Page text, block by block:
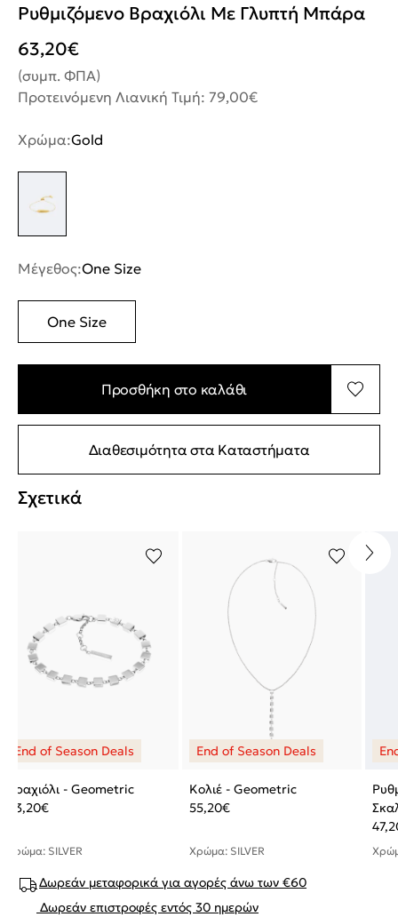
Ρυθμιζόμενο Βραχιόλι Με Γλυπτή Μπάρα
63,20€
(συμπ. ΦΠΑ)
Προτεινόμενη Λιανική Τιμή: 79,00€
Χρώμα:Gold
Μέγεθος:One Size
One Size
Προσθήκη στο καλάθι
Διαθεσιμότητα στα Καταστήματα
Σχετικά
Βραχιόλι - Geometric
63,20€
Χρώμα: SILVER
Κολιέ - Geometric
55,20€
Χρώμα: SILVER
Δωρεάν μεταφορικά για αγορές άνω των €60
Δωρεάν επιστροφές εντός 30 ημερών